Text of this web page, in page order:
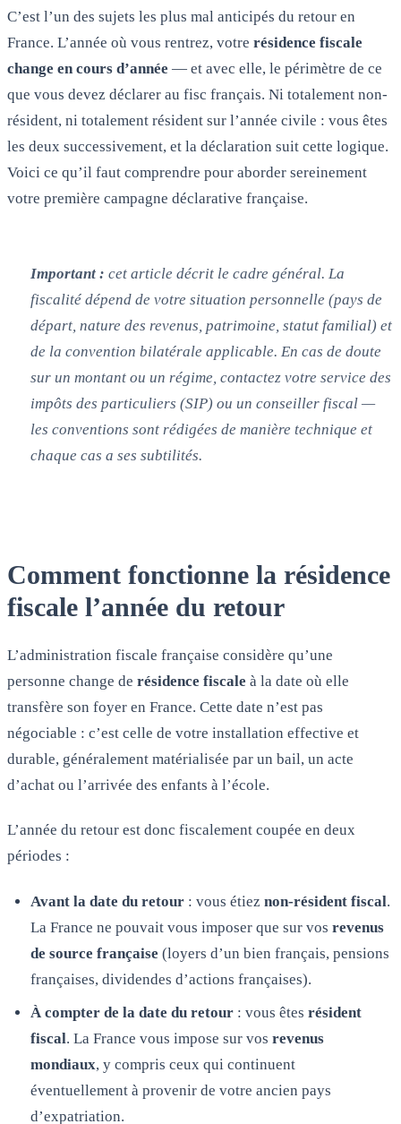
C’est l’un des sujets les plus mal anticipés du retour en
France. L’année où vous rentrez, votre résidence fiscale
change en cours d’année — et avec elle, le périmètre de ce
que vous devez déclarer au fisc français. Ni totalement non-
résident, ni totalement résident sur l’année civile : vous êtes
les deux successivement, et la déclaration suit cette logique.
Voici ce qu’il faut comprendre pour aborder sereinement
votre première campagne déclarative française.
Important : cet article décrit le cadre général. La
fiscalité dépend de votre situation personnelle (pays de
départ, nature des revenus, patrimoine, statut familial) et
de la convention bilatérale applicable. En cas de doute
sur un montant ou un régime, contactez votre service des
impôts des particuliers (SIP) ou un conseiller fiscal —
les conventions sont rédigées de manière technique et
chaque cas a ses subtilités.
Comment fonctionne la résidence
fiscale l’année du retour
L’administration fiscale française considère qu’une
personne change de résidence fiscale à la date où elle
transfère son foyer en France. Cette date n’est pas
négociable : c’est celle de votre installation effective et
durable, généralement matérialisée par un bail, un acte
d’achat ou l’arrivée des enfants à l’école.
L’année du retour est donc fiscalement coupée en deux
périodes :
Avant la date du retour: vous étiez non-résident fiscal.
La France ne pouvait vous imposer que sur vos revenus
de source française (loyers d’un bien français, pensions
françaises, dividendes d’actions françaises).
À compter de la date du retour: vous êtes résident
fiscal. La France vous impose sur vos revenus
mondiaux, y compris ceux qui continuent
éventuellement à provenir de votre ancien pays
d’expatriation.